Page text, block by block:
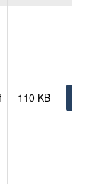
110 KB